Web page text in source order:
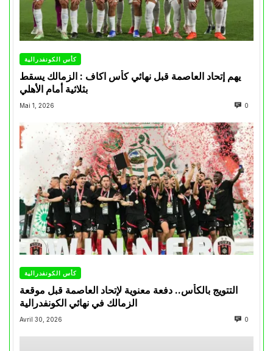
كأس الكونفدرالية
يهم إتحاد العاصمة قبل نهائي كأس اكاف : الزمالك يسقط
Mai 1, 2026 0
كأس الكونفدرالية
التتويج بالكأس.. دفعة معنوية لإتحاد العاصمة قبل موقعة
الزمالك في نهائي الكونفدرالية
Avril 30, 2026 0